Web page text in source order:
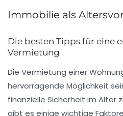
Immobilie als
Die besten Tipps für eine
Vermietung
Die Vermietung einer
hervorragende Möglichkeit
finanzielle Sicherheit im Alter
gibt es einige wichtige